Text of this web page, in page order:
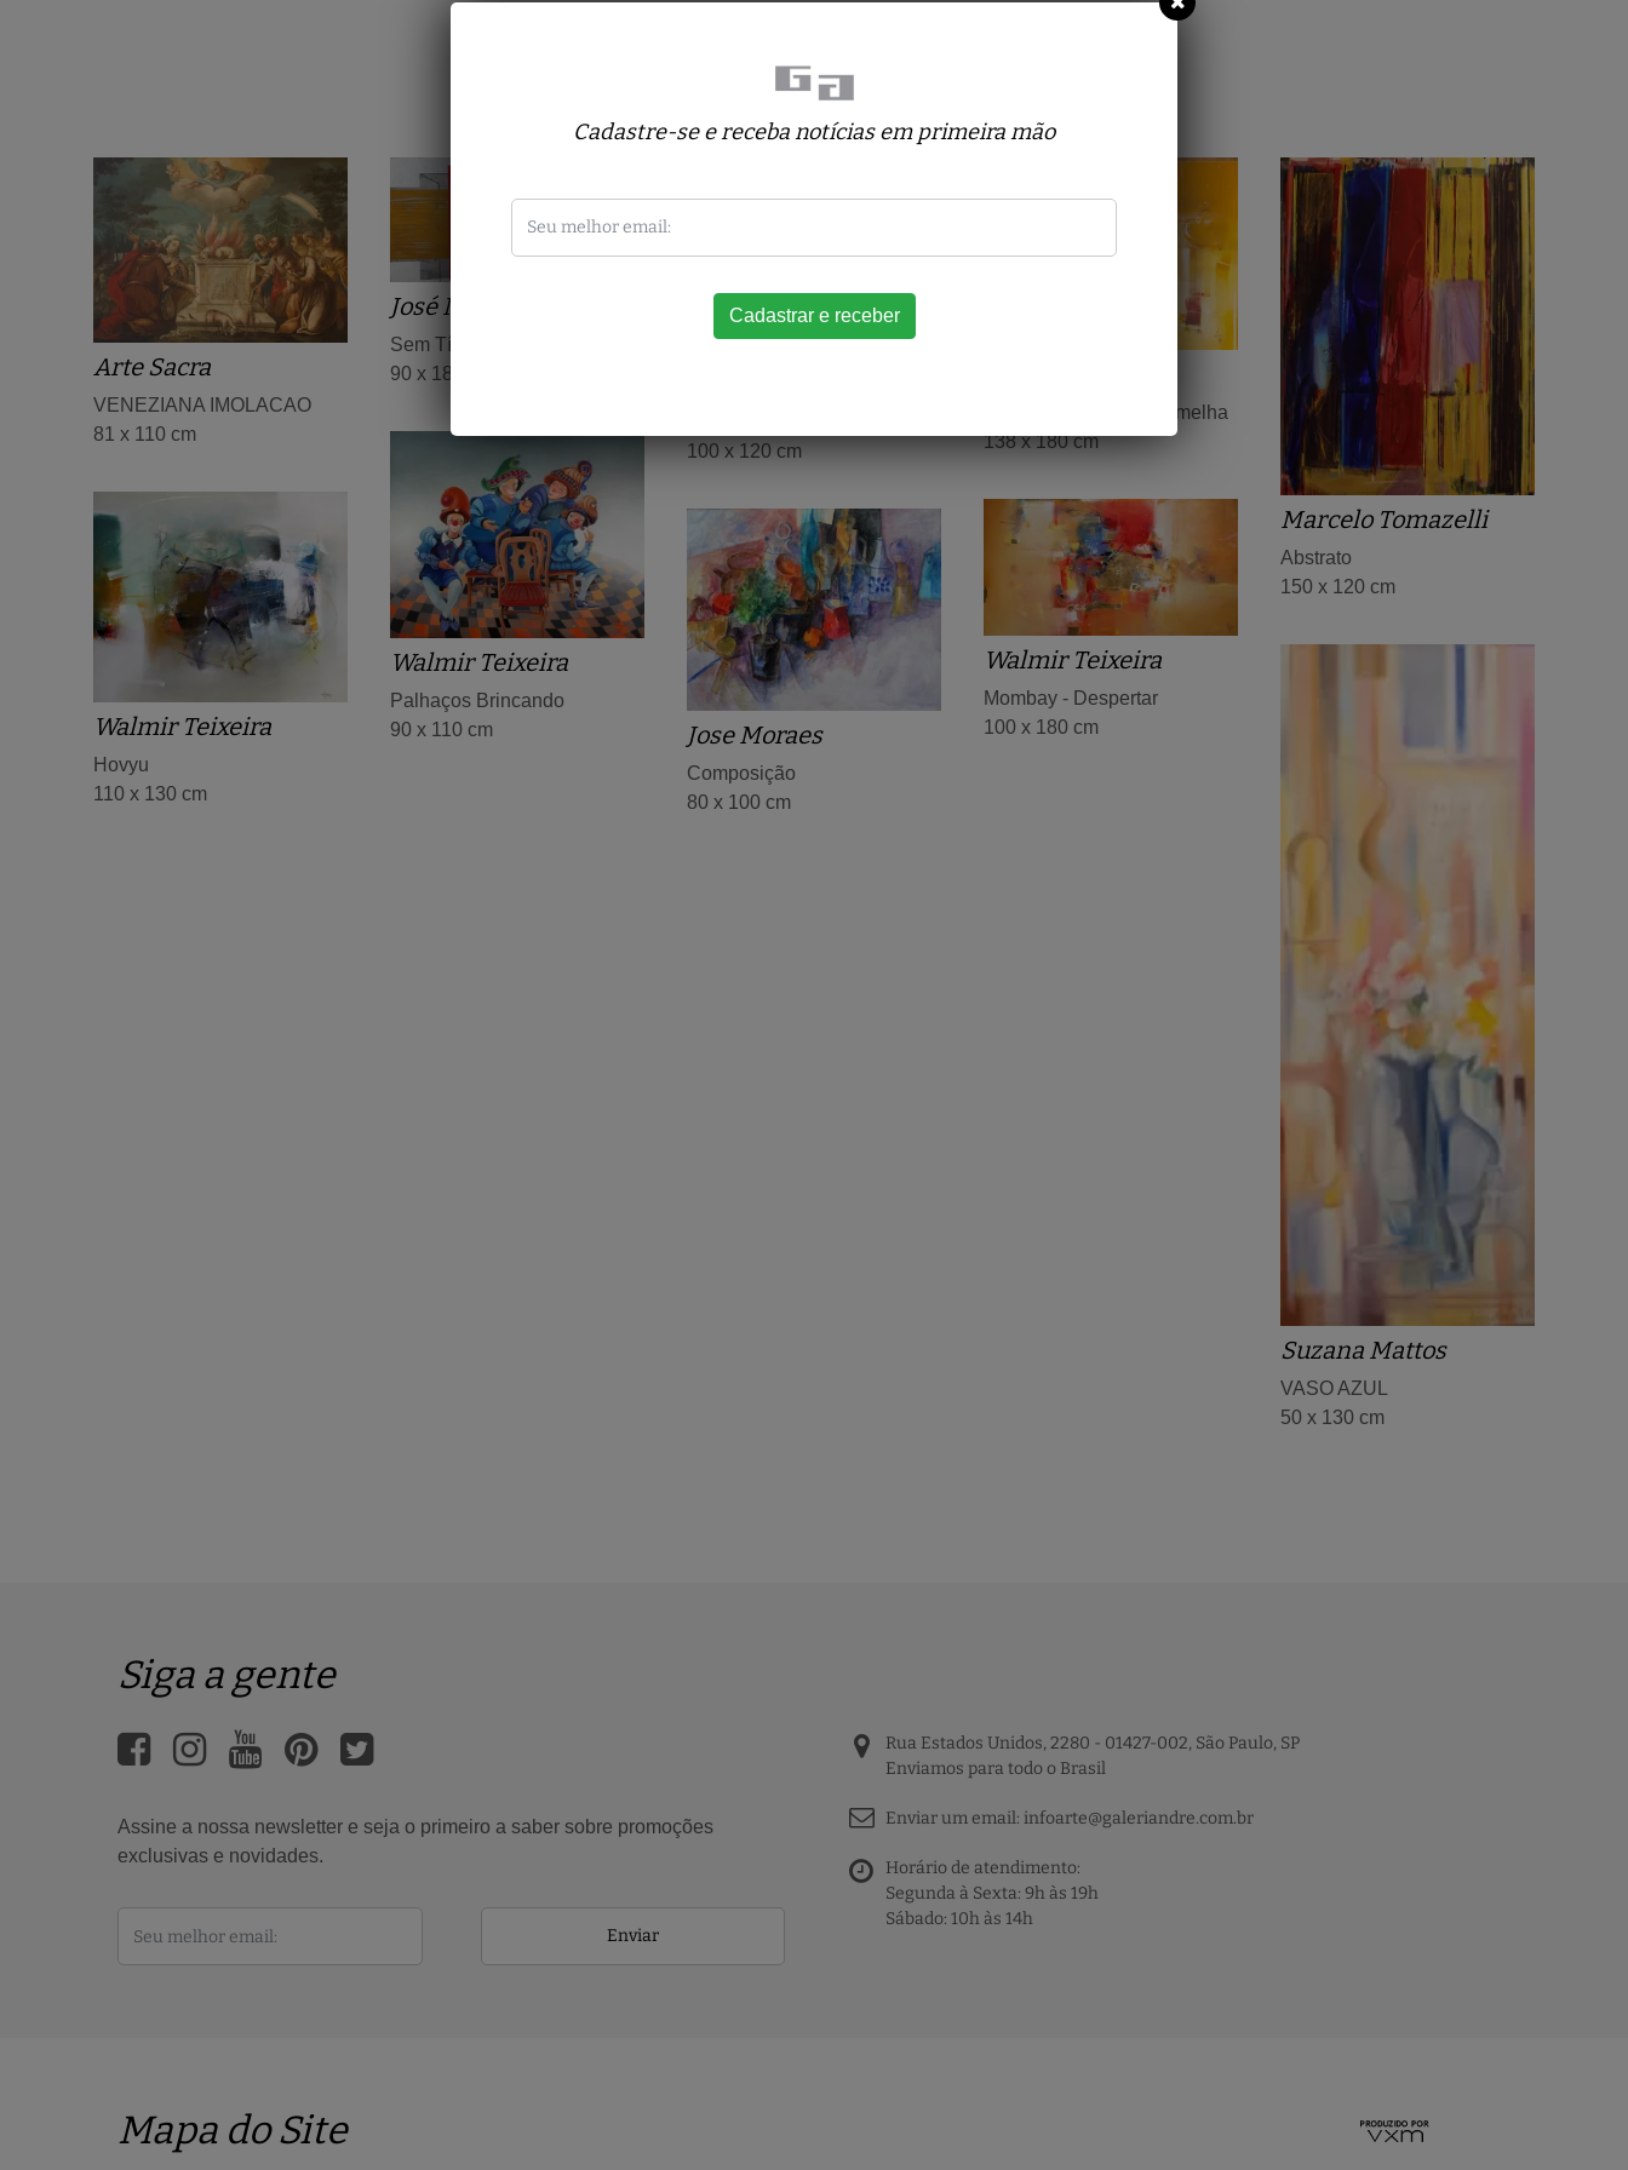
Obras relacionadas
Arte Sacra
VENEZIANA IMOLACAO
81 x 110 cm
José Munhoz
Sem Título
90 x 180 cm
100 x 120 cm
Coemita - A aurora vermelha
138 x 180 cm
Marcelo Tomazelli
Abstrato
150 x 120 cm
Walmir Teixeira
Palhaços Brincando
90 x 110 cm
Walmir Teixeira
Hovyu
110 x 130 cm
Walmir Teixeira
Mombay - Despertar
100 x 180 cm
Jose Moraes
Composição
80 x 100 cm
Suzana Mattos
VASO AZUL
50 x 130 cm
Siga a gente
Assine a nossa newsletter e seja o primeiro a saber sobre promoções
exclusivas e novidades.
Enviar
Rua Estados Unidos, 2280 - 01427-002, São Paulo, SP
Enviamos para todo o Brasil
Enviar um email: infoarte@galeriandre.com.br
Horário de atendimento:
Segunda à Sexta: 9h às 19h
Sábado: 10h às 14h
Mapa do Site
Cadastre-se e receba notícias em primeira mão